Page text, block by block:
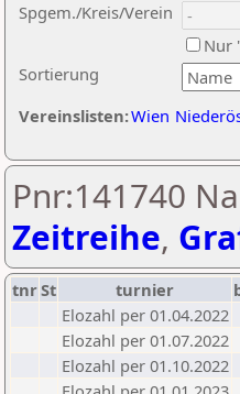
Sortierung
Spgem./Kreis/Verein
Nur
Vereinslisten:Wien
Pnr:141740
Zeitreihe,
tnrSt turnier
Elozahl per 01.04.2022
Elozahl per 01.07.2022
Elozahl per 01.10.2022